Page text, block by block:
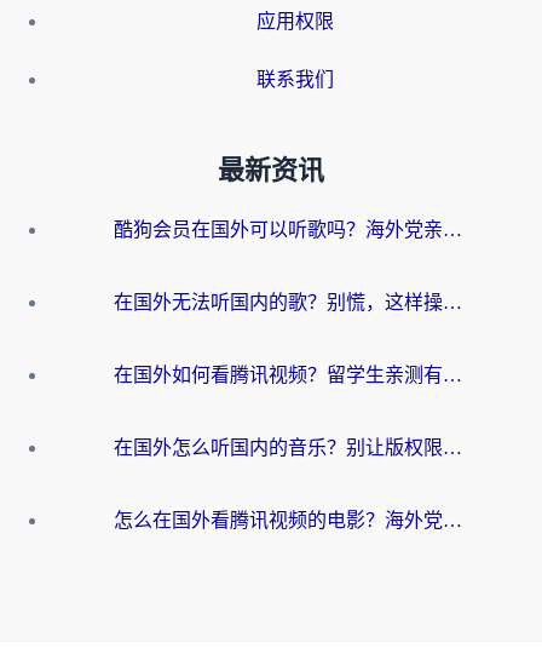
应用权限
联系我们
最新资讯
酷狗会员在国外可以听歌吗？海外党亲测有效：3步解决音乐权限难题
在国外无法听国内的歌？别慌，这样操作就能畅听QQ音乐（附亲测加速器推荐）
在国外如何看腾讯视频？留学生亲测有效的回国加速方案
在国外怎么听国内的音乐？别让版权限制断了你的华语歌单
怎么在国外看腾讯视频的电影？海外党亲测有效的回国加速指南